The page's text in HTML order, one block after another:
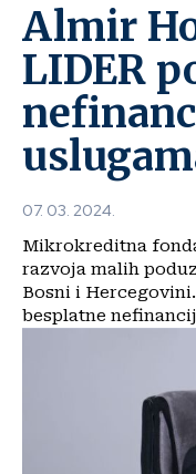
Almir
LIDER
07. 03. 2024.
Mikrokreditna
razvoja malih
Bosni i
besplatne